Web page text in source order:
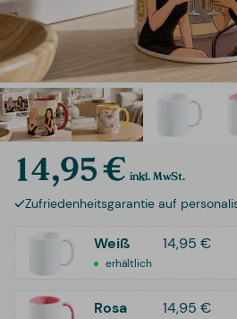
14,95 € inkl. MwSt.
Zufriedenheitsgarantie auf
Weiß 14,95 €
erhältlich
Rosa 14,95 €